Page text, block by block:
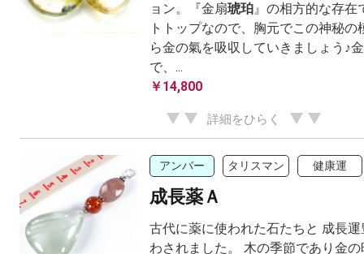
ョン。『金扇琥珀』の相方的な存
トトップなので、胸元でこの神秘の
ら金の氣を吸収していきましょう♪
で、...
￥14,800
詳細をひらく
アンバー タリスマン 健康運
成長薬Ａ
古代に薬に使われた石たちと 成長
わされました。 木の季節であり金